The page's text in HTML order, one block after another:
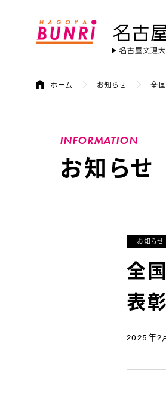
名古屋文理
ホーム お知らせ 全
INFORMATION
お知らせ
お知らせ
全
表
2025年2